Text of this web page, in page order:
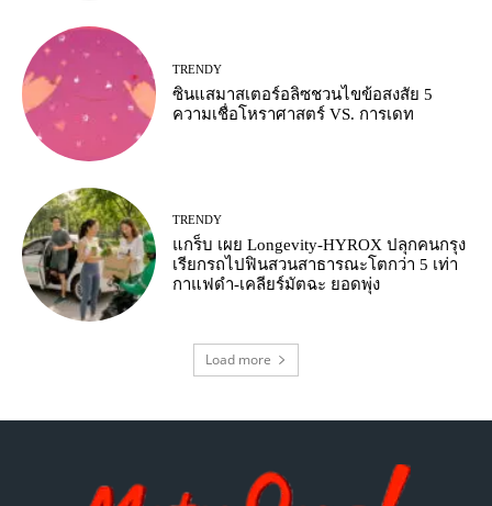
TRENDY
ซินแสมาสเตอร์อลิซชวนไขข้อสงสัย 5
ความเชื่อโหราศาสตร์ VS. การเดท
TRENDY
แกร็บ เผย Longevity-HYROX ปลุกคนกรุง
เรียกรถไปฟินสวนสาธารณะโตกว่า 5 เท่า
กาแฟดำ-เคลียร์มัตฉะ ยอดพุ่ง
Load more